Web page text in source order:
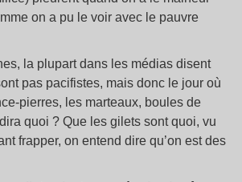
on a pu le voir avec le pauvre
la plupart dans les médias disent
pas pacifistes, mais donc le jour où
pierres, les marteaux, boules de
quoi ? Que les gilets sont quoi, vu
frapper, on entend dire qu’on est des